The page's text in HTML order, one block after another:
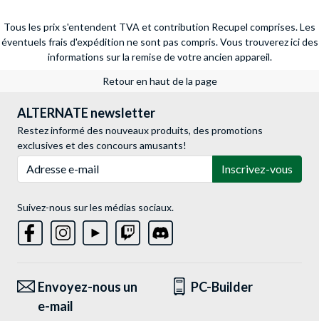
Tous les prix s'entendent TVA et contribution Recupel comprises. Les
éventuels frais d'expédition ne sont pas compris. Vous trouverez ici des
informations sur la remise de votre ancien appareil.
Retour en haut de la page
ALTERNATE newsletter
Restez informé des nouveaux produits, des promotions
exclusives et des concours amusants!
Inscrivez-vous
Suivez-nous sur les médias sociaux.
Envoyez-nous un
e-mail
PC-Builder